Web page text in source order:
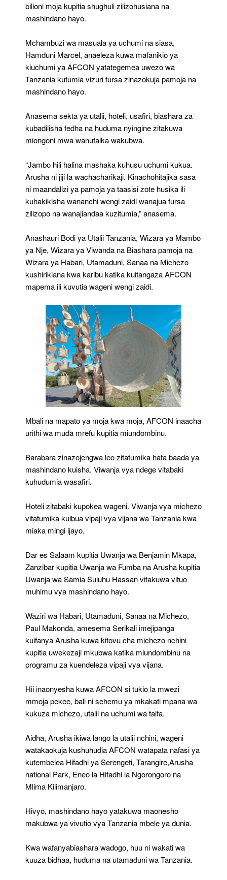
bilioni moja kupitia shughuli zilizohusiana na
mashindano hayo.
Mchambuzi wa masuala ya uchumi na siasa,
Hamduni Marcel, anaeleza kuwa mafanikio ya
kiuchumi ya AFCON yatategemea uwezo wa
Tanzania kutumia vizuri fursa zinazokuja pamoja na
mashindano hayo.
Anasema sekta ya utalii, hoteli, usafiri, biashara za
kubadilisha fedha na huduma nyingine zitakuwa
miongoni mwa wanufaika wakubwa.
“Jambo hili halina mashaka kuhusu uchumi kukua.
Arusha ni jiji la wachacharikaji. Kinachohitajika sasa
ni maandalizi ya pamoja ya taasisi zote husika ili
kuhakikisha wananchi wengi zaidi wanajua fursa
zilizopo na wanajiandaa kuzitumia,” anasema.
Anashauri Bodi ya Utalii Tanzania, Wizara ya Mambo
ya Nje, Wizara ya Viwanda na Biashara pamoja na
Wizara ya Habari, Utamaduni, Sanaa na Michezo
kushirikiana kwa karibu katika kuitangaza AFCON
mapema ili kuvutia wageni wengi zaidi.
Mbali na mapato ya moja kwa moja, AFCON inaacha
urithi wa muda mrefu kupitia miundombinu.
Barabara zinazojengwa leo zitatumika hata baada ya
mashindano kuisha. Viwanja vya ndege vitabaki
kuhudumia wasafiri.
Hoteli zitabaki kupokea wageni. Viwanja vya michezo
vitatumika kuibua vipaji vya vijana wa Tanzania kwa
miaka mingi ijayo.
Dar es Salaam kupitia Uwanja wa Benjamin Mkapa,
Zanzibar kupitia Uwanja wa Fumba na Arusha kupitia
Uwanja wa Samia Suluhu Hassan vitakuwa vituo
muhimu vya mashindano hayo.
Waziri wa Habari, Utamaduni, Sanaa na Michezo,
Paul Makonda, amesema Serikali imejipanga
kuifanya Arusha kuwa kitovu cha michezo nchini
kupitia uwekezaji mkubwa katika miundombinu na
programu za kuendeleza vipaji vya vijana.
Hii inaonyesha kuwa AFCON si tukio la mwezi
mmoja pekee, bali ni sehemu ya mkakati mpana wa
kukuza michezo, utalii na uchumi wa taifa.
Aidha, Arusha ikiwa lango la utalii nchini, wageni
watakaokuja kushuhudia AFCON watapata nafasi ya
kutembelea Hifadhi ya Serengeti, Tarangire,Arusha
national Park, Eneo la Hifadhi la Ngorongoro na
Mlima Kilimanjaro.
Hivyo, mashindano hayo yatakuwa maonesho
makubwa ya vivutio vya Tanzania mbele ya dunia.
Kwa wafanyabiashara wadogo, huu ni wakati wa
kuuza bidhaa, huduma na utamaduni wa Tanzania.